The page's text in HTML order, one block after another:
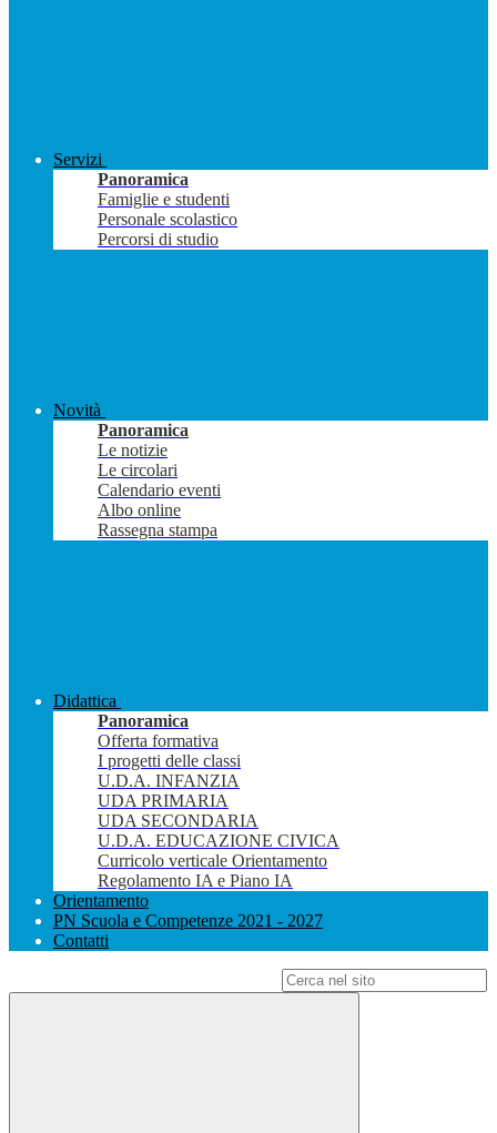
Servizi
Panoramica
Famiglie e studenti
Personale scolastico
Percorsi di studio
Novità
Panoramica
Le notizie
Le circolari
Calendario eventi
Albo online
Rassegna stampa
Didattica
Panoramica
Offerta formativa
I progetti delle classi
U.D.A. INFANZIA
UDA PRIMARIA
UDA SECONDARIA
U.D.A. EDUCAZIONE CIVICA
Curricolo verticale Orientamento
Regolamento IA e Piano IA
Orientamento
PN Scuola e Competenze 2021 - 2027
Contatti